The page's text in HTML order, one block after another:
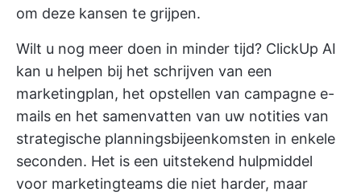
om deze kansen te grijpen.
Wilt u nog meer doen in minder tijd? ClickUp AI
kan u helpen bij het schrijven van een
marketingplan, het opstellen van campagne e-
mails en het samenvatten van uw notities van
strategische planningsbijeenkomsten in enkele
seconden. Het is een uitstekend hulpmiddel
voor marketingteams die niet harder, maar